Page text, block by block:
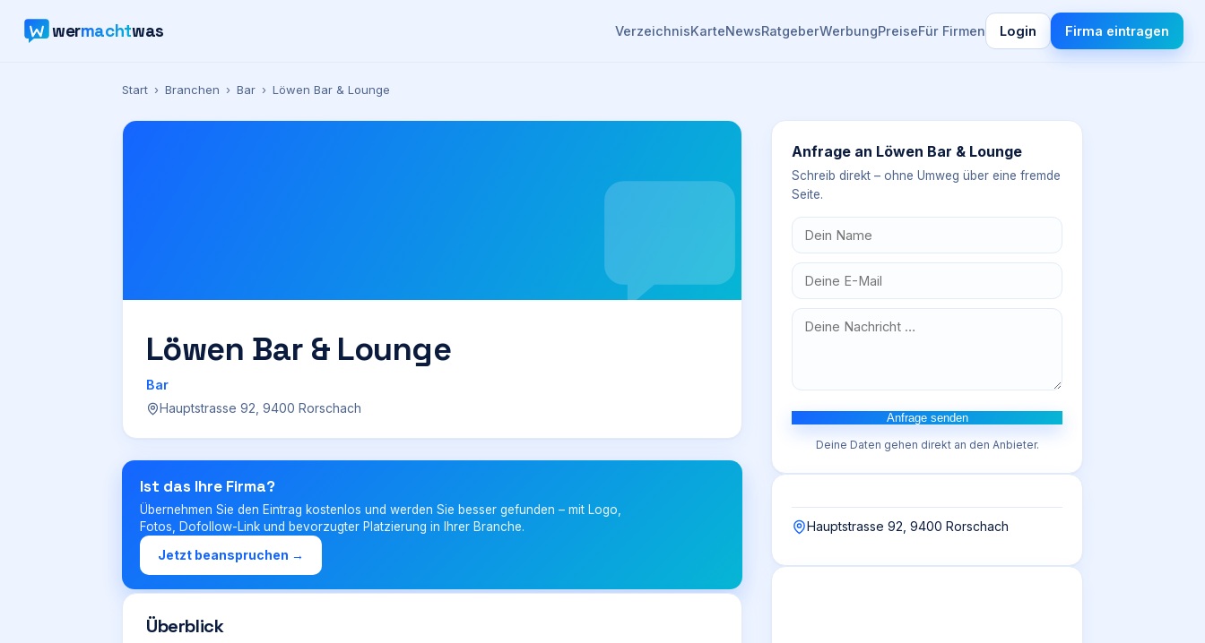
wermachtwas VerzeichnisKarteNewsRatgeberWerbungPreiseFür Firmen Login Firma eintragen
Start › Branchen › Bar › Löwen Bar & Lounge
Löwen Bar & Lounge
Bar
Hauptstrasse 92, 9400 Rorschach
Ist das Ihre Firma?
Übernehmen Sie den Eintrag kostenlos und werden Sie besser gefunden – mit Logo,
Fotos, Dofollow-Link und bevorzugter Platzierung in Ihrer Branche.
Jetzt beanspruchen →
Überblick
Anfrage an Löwen Bar & Lounge
Schreib direkt – ohne Umweg über eine fremde
Seite.
Anfrage senden
Deine Daten gehen direkt an den Anbieter.
Hauptstrasse 92, 9400 Rorschach